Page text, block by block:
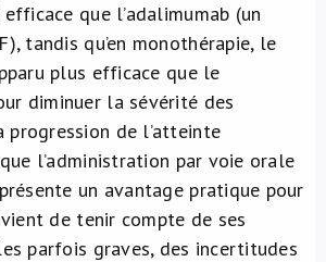
que l’adalimumab (un
tandis qu’en monothérapie, le
plus efficace que le
diminuer la sévérité des
progression de l’atteinte
l’administration par voie orale
un avantage pratique pour
de tenir compte de ses
parfois graves, des incertitudes